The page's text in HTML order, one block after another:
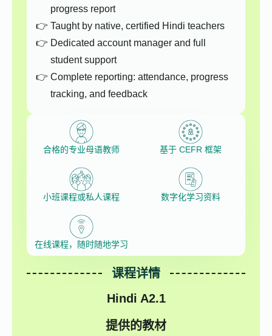
progress report
Taught by native, certified Hindi teachers
Dedicated account manager and full
student support
Complete reporting: attendance, progress
tracking, and feedback
合格的专业母语教师 基于 CEFR 框架
小班课程或私人课程 数字化学习资料
在线课程，随时随地学习
课程详情
Hindi A2.1
提供的教材